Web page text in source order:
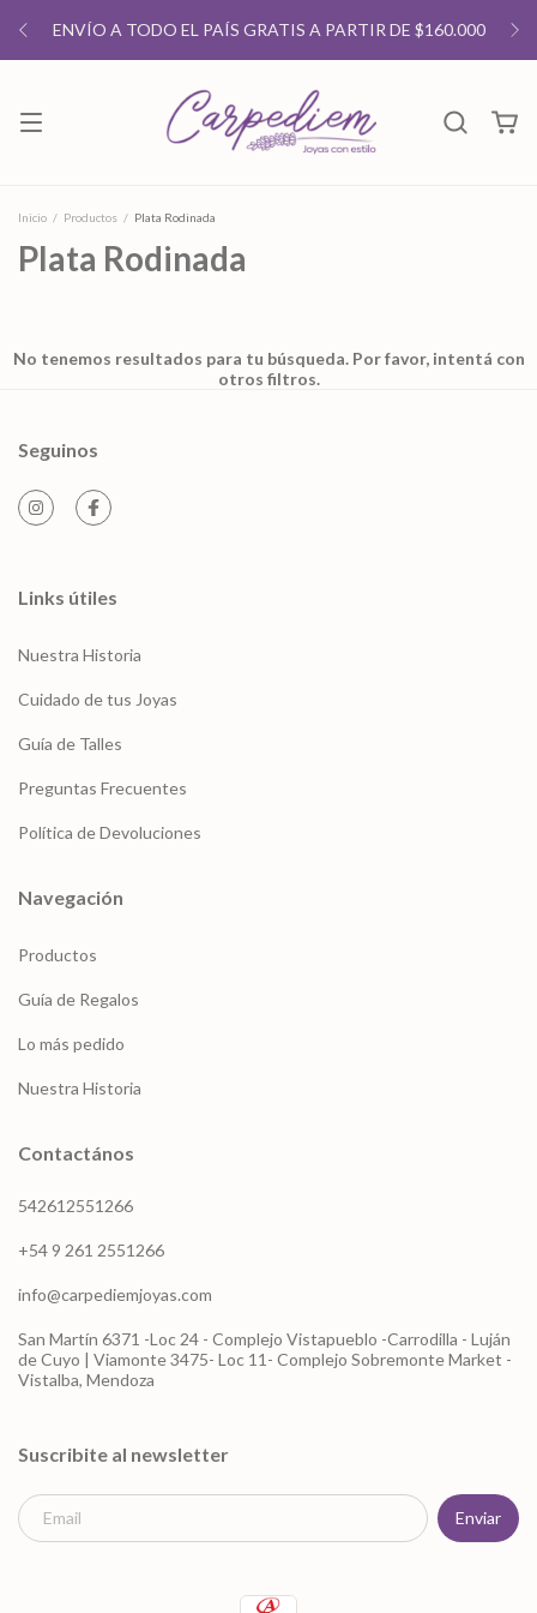
ENVÍO A TODO EL PAÍS GRATIS A PARTIR DE $160.000
Inicio / Productos / Plata Rodinada
Plata Rodinada
No tenemos resultados para tu búsqueda. Por favor, intentá con
otros filtros.
Seguinos
Links útiles
Nuestra Historia
Cuidado de tus Joyas
Guía de Talles
Preguntas Frecuentes
Política de Devoluciones
Navegación
Productos
Guía de Regalos
Lo más pedido
Nuestra Historia
Contactános
542612551266
+54 9 261 2551266
info@carpediemjoyas.com
San Martín 6371 -Loc 24 - Complejo Vistapueblo -Carrodilla - Luján
de Cuyo | Viamonte 3475- Loc 11- Complejo Sobremonte Market -
Vistalba, Mendoza
Suscribite al newsletter